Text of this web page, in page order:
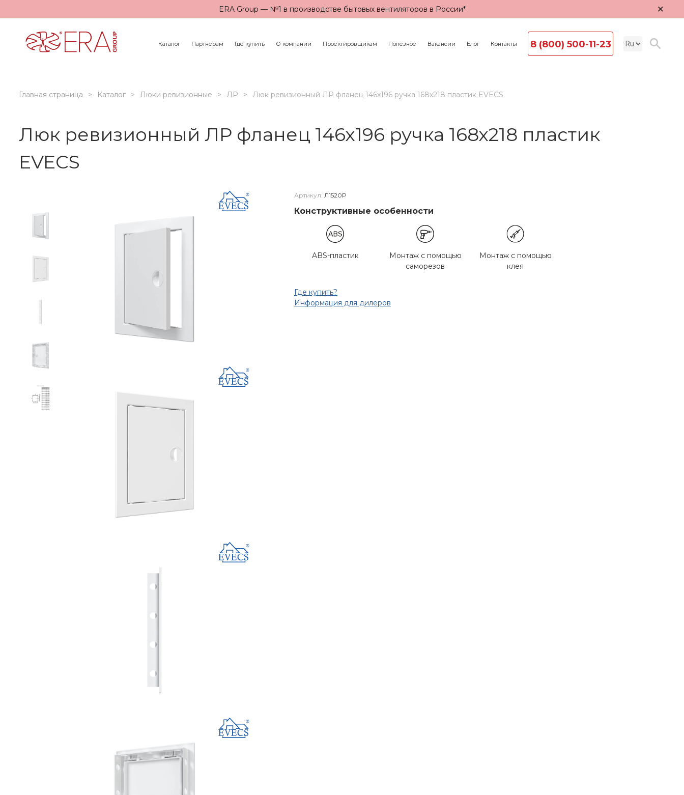
ERA Group — №1 в производстве бытовых вентиляторов в России* ×
Каталог Партнерам Где купить О компании Проектировщикам Полезное Вакансии Блог Контакты 8 (800) 500-11-23
Главная страница Каталог Люки ревизионные ЛР Люк ревизионный ЛР фланец 146х196 ручка 168х218 пластик EVECS
Люк ревизионный ЛР фланец 146х196 ручка 168х218 пластик
EVECS
Артикул: Л1520Р
Конструктивные особенности
ABS-пластик
Монтаж с помощью
саморезов
Монтаж с помощью
клея
Где купить?
Информация для дилеров